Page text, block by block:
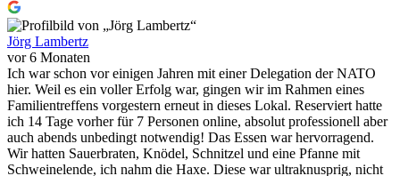
Jörg Lambertz
vor 6 Monaten
Ich war schon vor einigen Jahren mit einer Delegation der NATO
hier. Weil es ein voller Erfolg war, gingen wir im Rahmen eines
Familientreffens vorgestern erneut in dieses Lokal. Reserviert hatte
ich 14 Tage vorher für 7 Personen online, absolut professionell aber
auch abends unbedingt notwendig! Das Essen war hervorragend.
Wir hatten Sauerbraten, Knödel, Schnitzel und eine Pfanne mit
Schweinelende, ich nahm die Haxe. Diese war ultraknusprig, nicht